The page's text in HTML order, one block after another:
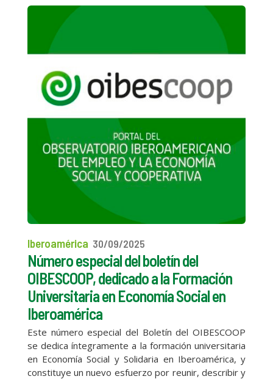
Iberoamérica 30/09/2025
Número especial del boletín del
OIBESCOOP, dedicado a la Formación
Universitaria en Economía Social en
Iberoamérica
Este número especial del Boletín del OIBESCOOP
se dedica íntegramente a la formación universitaria
en Economía Social y Solidaria en Iberoamérica, y
constituye un nuevo esfuerzo por reunir, describir y